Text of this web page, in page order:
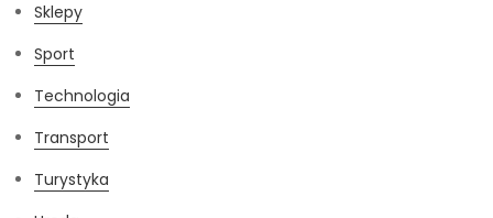
Sklepy
Sport
Technologia
Transport
Turystyka